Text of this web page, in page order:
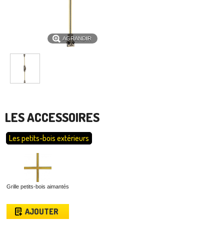
AGRANDIR
LES ACCESSOIRES
Les petits-bois extérieurs
Grille petits-bois aimantés
AJOUTER